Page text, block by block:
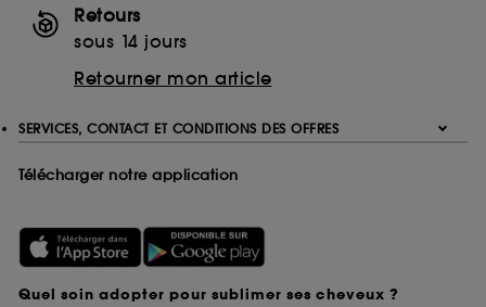
Retours
sous 14 jours
Retourner mon article
SERVICES, CONTACT ET CONDITIONS DES OFFRES
Télécharger notre application
Quel soin adopter pour sublimer ses cheveux ?